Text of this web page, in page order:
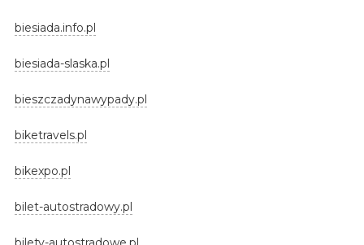
biesiada.info.pl
biesiada-slaska.pl
bieszczadynawypady.pl
biketravels.pl
bikexpo.pl
bilet-autostradowy.pl